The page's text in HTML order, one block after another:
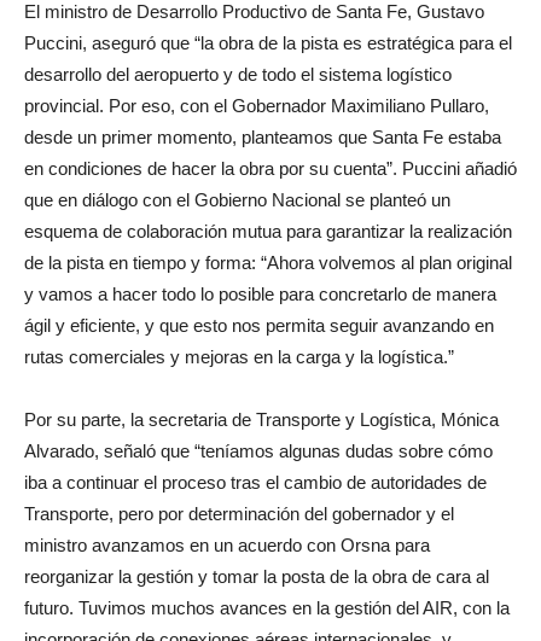
El ministro de Desarrollo Productivo de Santa Fe, Gustavo
Puccini, aseguró que “la obra de la pista es estratégica para el
desarrollo del aeropuerto y de todo el sistema logístico
provincial. Por eso, con el Gobernador Maximiliano Pullaro,
desde un primer momento, planteamos que Santa Fe estaba
en condiciones de hacer la obra por su cuenta”. Puccini añadió
que en diálogo con el Gobierno Nacional se planteó un
esquema de colaboración mutua para garantizar la realización
de la pista en tiempo y forma: “Ahora volvemos al plan original
y vamos a hacer todo lo posible para concretarlo de manera
ágil y eficiente, y que esto nos permita seguir avanzando en
rutas comerciales y mejoras en la carga y la logística.”
Por su parte, la secretaria de Transporte y Logística, Mónica
Alvarado, señaló que “teníamos algunas dudas sobre cómo
iba a continuar el proceso tras el cambio de autoridades de
Transporte, pero por determinación del gobernador y el
ministro avanzamos en un acuerdo con Orsna para
reorganizar la gestión y tomar la posta de la obra de cara al
futuro. Tuvimos muchos avances en la gestión del AIR, con la